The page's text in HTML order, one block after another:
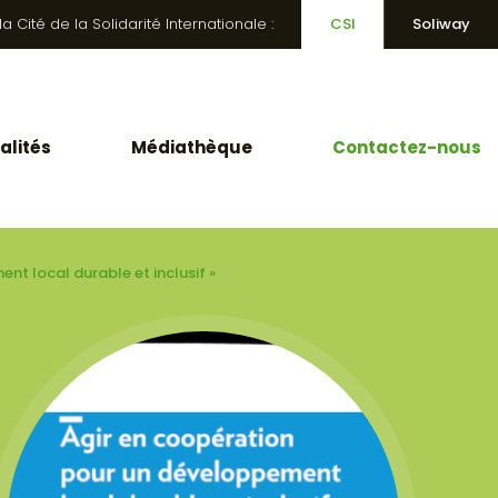
Cité de la Solidarité Internationale : CSI Soliway
Médiathèque Contactez-nous
local durable et inclusif »